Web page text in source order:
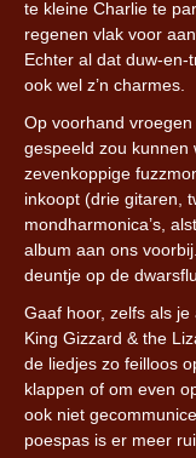
te kleine Charlie te
regenen vlak voor
Echter al dat duw-
ook wel z’n charmes.
Op voorhand
gespeeld zou kunnen
zevenkoppige
inkoopt (drie gitaren,
mondharmonica’s,
album aan ons
deuntje op de
Gaaf hoor, zelfs als
King Gizzard & the
de liedjes zo feilloos
klappen of om even
ook niet
poespas is er meer